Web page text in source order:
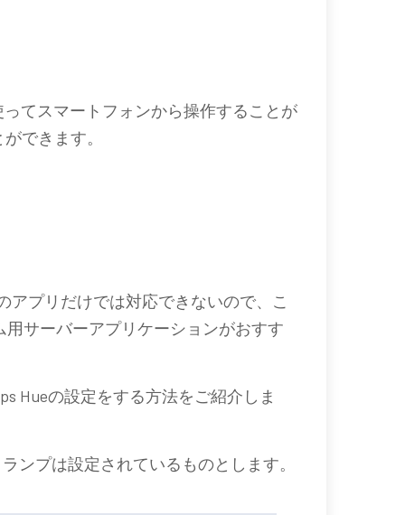
てスマートフォンから操作することが
できます。
プリだけでは対応できないので、こ
サーバーアプリケーションがおすす
Hueの設定をする方法をご紹介しま
ンプは設定されているものとします。